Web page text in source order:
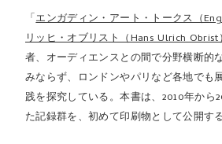
「エンガディン・アート・トークス（
リッヒ・オブリスト（Hans Ulrich Obrist
者、オーディエンスとの間で分野横断的
みならず、ロンドンやパリなど各地でも
践を探究している。本書は、2010年から
た記録群を、初めて印刷物として公開す